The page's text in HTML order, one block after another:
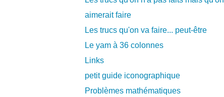
aimerait faire
Les trucs qu'on va faire... peut-être
Le yam à 36 colonnes
Links
petit guide iconographique
Problèmes mathématiques